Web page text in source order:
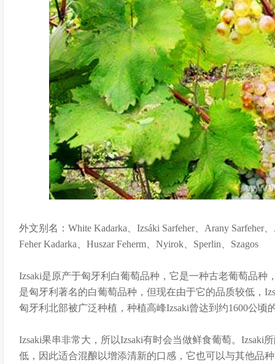
外文别名：White Kadarka、Izsáki Sarfeher、Arany Sarfeher
Feher Kadarka、Huszar Feherm、Nyirok、Sperlin、Szagos
Izsaki是原产于匈牙利白葡萄品种，它是一种古老葡萄品种
是匈牙利著名的白葡萄品种，但现在由于它的品质较低，
匈牙利北部被广泛种植，种植高峰Izsaki曾达到约1600公顷
Izsaki果串非常大，所以Izsaki有时会当做鲜食葡萄。Izsaki
低，因此适合混酿以增添清新的口感，它也可以与其他品